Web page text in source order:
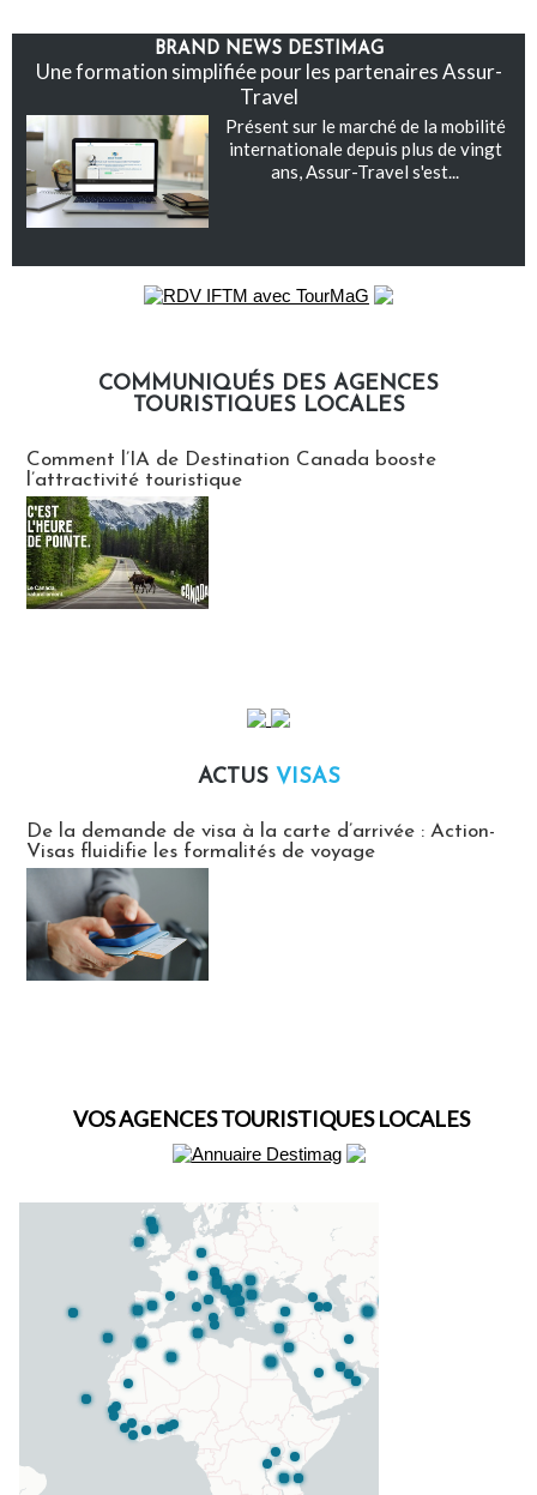
BRAND NEWS DESTIMAG
Une formation simplifiée pour les partenaires Assur-
Travel
Présent sur le marché de la mobilité
internationale depuis plus de vingt
ans, Assur-Travel s'est...
COMMUNIQUÉS DES AGENCES
TOURISTIQUES LOCALES
Comment l’IA de Destination Canada booste
l’attractivité touristique
ACTUS VISAS
De la demande de visa à la carte d’arrivée : Action-
Visas fluidifie les formalités de voyage
VOS AGENCES TOURISTIQUES LOCALES